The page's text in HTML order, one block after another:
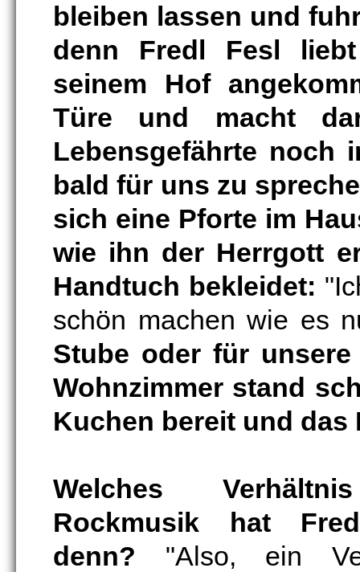
bleiben lassen und
denn Fredl Fesl
seinem Hof
Türe und macht
Lebensgefährte noch
bald für uns zu
sich eine Pforte im
wie ihn der Herrgott
Handtuch bekleidet:
schön machen wie es
Stube oder für
Wohnzimmer stand
Kuchen bereit und
Welches
Rockmusik hat
denn? "Also, ein